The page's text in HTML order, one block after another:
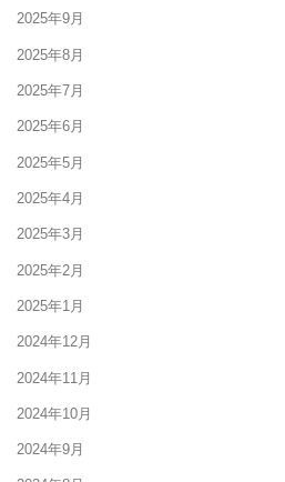
2025年9月
2025年8月
2025年7月
2025年6月
2025年5月
2025年4月
2025年3月
2025年2月
2025年1月
2024年12月
2024年11月
2024年10月
2024年9月